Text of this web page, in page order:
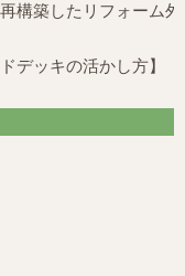
再構築したリフォーム
ッキの活かし方】